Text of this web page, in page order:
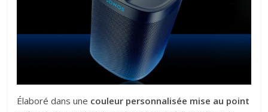
Élaboré dans une couleur personnalisée mise au point